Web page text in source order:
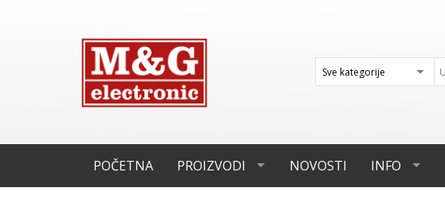
POČETNA PROIZVODI NOVOSTI INFO